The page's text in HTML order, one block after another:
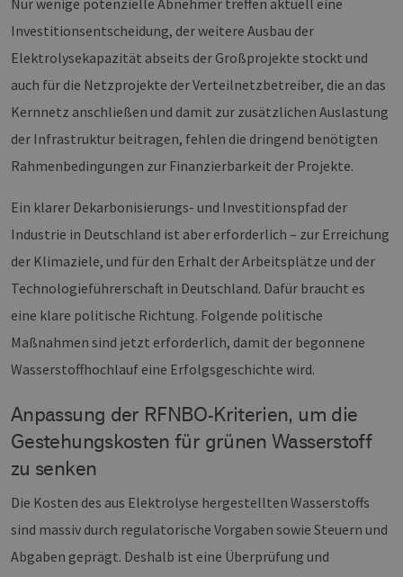
Nur wenige potenzielle Abnehmer treffen aktuell eine
Investitionsentscheidung, der weitere Ausbau der
Elektrolysekapazität abseits der Großprojekte stockt und
auch für die Netzprojekte der Verteilnetzbetreiber, die an das
Kernnetz anschließen und damit zur zusätzlichen Auslastung
der Infrastruktur beitragen, fehlen die dringend benötigten
Rahmenbedingungen zur Finanzierbarkeit der Projekte.
Ein klarer Dekarbonisierungs- und Investitionspfad der
Industrie in Deutschland ist aber erforderlich – zur Erreichung
der Klimaziele, und für den Erhalt der Arbeitsplätze und der
Technologieführerschaft in Deutschland. Dafür braucht es
eine klare politische Richtung. Folgende politische
Maßnahmen sind jetzt erforderlich, damit der begonnene
Wasserstoffhochlauf eine Erfolgsgeschichte wird.
Anpassung der RFNBO-Kriterien, um die
Gestehungskosten für grünen Wasserstoff
zu senken
Die Kosten des aus Elektrolyse hergestellten Wasserstoffs
sind massiv durch regulatorische Vorgaben sowie Steuern und
Abgaben geprägt. Deshalb ist eine Überprüfung und